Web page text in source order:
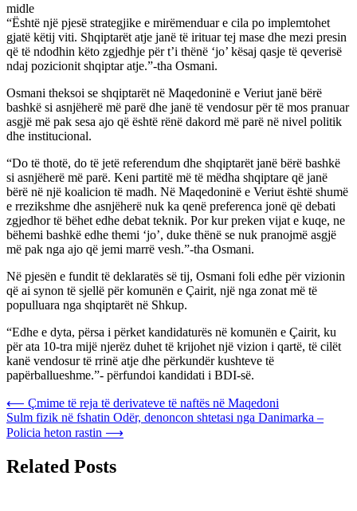
midle
“Është një pjesë strategjike e mirëmenduar e cila po implemtohet
gjatë këtij viti. Shqiptarët atje janë të irituar tej mase dhe mezi presin
që të ndodhin këto zgjedhje për t’i thënë ‘jo’ kësaj qasje të qeverisë
ndaj pozicionit shqiptar atje.”-tha Osmani.
Osmani theksoi se shqiptarët në Maqedoninë e Veriut janë bërë
bashkë si asnjëherë më parë dhe janë të vendosur për të mos pranuar
asgjë më pak sesa ajo që është rënë dakord më parë në nivel politik
dhe institucional.
“Do të thotë, do të jetë referendum dhe shqiptarët janë bërë bashkë
si asnjëherë më parë. Keni partitë më të mëdha shqiptare që janë
bërë në një koalicion të madh. Në Maqedoninë e Veriut është shumë
e rrezikshme dhe asnjëherë nuk ka qenë preferenca jonë që debati
zgjedhor të bëhet edhe debat teknik. Por kur preken vijat e kuqe, ne
bëhemi bashkë edhe themi ‘jo’, duke thënë se nuk pranojmë asgjë
më pak nga ajo që jemi marrë vesh.”-tha Osmani.
Në pjesën e fundit të deklaratës së tij, Osmani foli edhe për vizionin
që ai synon të sjellë për komunën e Çairit, një nga zonat më të
populluara nga shqiptarët në Shkup.
“Edhe e dyta, përsa i përket kandidaturës në komunën e Çairit, ku
për ata 10-tra mijë njerëz duhet të krijohet një vizion i qartë, të cilët
kanë vendosur të rrinë atje dhe përkundër kushteve të
papërballueshme.”- përfundoi kandidati i BDI-së.
Post
navigation
⟵ Çmime të reja të derivateve të naftës në Maqedoni
Sulm fizik në fshatin Odër, denoncon shtetasi nga Danimarka –
Policia heton rastin ⟶
Related Posts